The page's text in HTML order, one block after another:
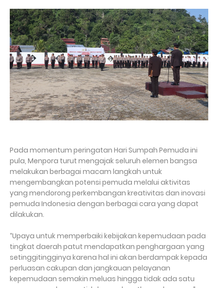
Pada momentum peringatan Hari Sumpah Pemuda ini
pula, Menpora turut mengajak seluruh elemen bangsa
melakukan berbagai macam langkah untuk
mengembangkan potensi pemuda melalui aktivitas
yang mendorong perkembangan kreativitas dan inovasi
pemuda Indonesia dengan berbagai cara yang dapat
dilakukan.
“Upaya untuk memperbaiki kebijakan kepemudaan pada
tingkat daerah patut mendapatkan penghargaan yang
setinggitingginya karena hal ini akan berdampak kepada
perluasan cakupan dan jangkauan pelayanan
kepemudaan semakin meluas hingga tidak ada satu